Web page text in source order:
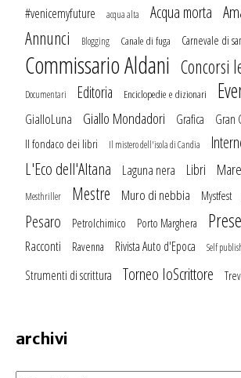
#venicemyfuture acqua alta Acqua morta
Annunci Blogging Canale di fuga Carnevale di
Commissario Aldani Concorsi
Documentari Editoria Enciclopedie e dizionari
GialloLuna Giallo Mondadori Grafica Gran
Il fondaco dei libri Il mistero dell'isola di Candia
L'Eco dell'Altana Laguna nera Libri
Mesthriller Mestre Muro di nebbia Mystfest
Pesaro Petrolchimico Porto Marghera
Racconti Ravenna Rivista Auto d'Epoca Self
Strumenti di scrittura Torneo IoScrittore
archivi
Archivi